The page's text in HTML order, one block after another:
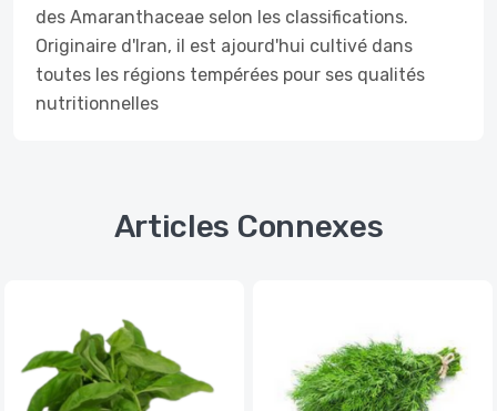
des Amaranthaceae selon les classifications.
Originaire d'Iran, il est ajourd'hui cultivé dans
toutes les régions tempérées pour ses qualités
nutritionnelles
Articles Connexes